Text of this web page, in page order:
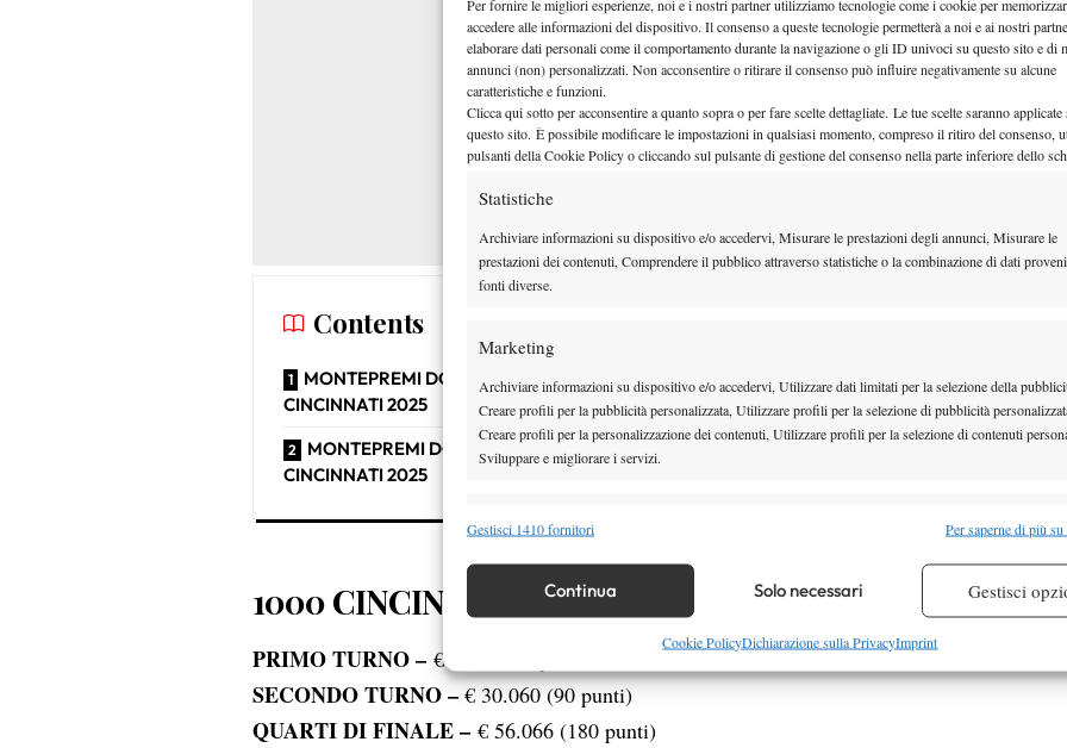
accedere alle informazioni del dispositivo. Il consenso a queste tecnologie permetterà a noi e ai nostri
elaborare dati personali come il comportamento durante la navigazione o gli ID univoci su questo sito e di
annunci (non) personalizzati. Non acconsentire o ritirare il consenso può influire negativamente su alcune
caratteristiche e funzioni.
Clicca qui sotto per acconsentire a quanto sopra o per fare scelte dettagliate. Le tue scelte saranno applicate
questo sito. È possibile modificare le impostazioni in qualsiasi momento, compreso il ritiro del consenso,
pulsanti della Cookie Policy o cliccando sul pulsante di gestione del consenso nella parte inferiore dello
Statistiche
Archiviare informazioni su dispositivo e/o accedervi, Misurare le prestazioni degli annunci, Misurare le
prestazioni dei contenuti, Comprendere il pubblico attraverso statistiche o la combinazione di dati
fonti diverse.
Marketing
Archiviare informazioni su dispositivo e/o accedervi, Utilizzare dati limitati per la selezione della
Creare profili per la pubblicità personalizzata, Utilizzare profili per la selezione di pubblicità
Creare profili per la personalizzazione dei contenuti, Utilizzare profili per la selezione di contenuti
Sviluppare e migliorare i servizi.
Funzionalità
Identificare i dispositivi in base alle informazioni trasmesse automaticamente.
Garantire la sicurezza, prevenire e rilevare frodi, correggere errori,
Erogare e presentare pubblicità e contenuto, Salvare e comunicare le
scelte sulla privacy.
Gestisci 1410 fornitori Per saperne di più
Continua Solo necessari Gestisci
Cookie PolicyDichiarazione sulla PrivacyImprint
Contents
MONTEPREMI DOPPIO MASTERS 1000
CINCINNATI 2025
MONTEPREMI DOPPIO WTA 1000
CINCINNATI 2025
CINCINNATI
TUTTE LE ENTRY LIST
DOPPIO MASTERS
1000 CINCINNATI 2025
PRIMO TURNO –€ 16.432 (0 punti)
SECONDO TURNO –€ 30.060 (90 punti)
QUARTI DI FINALE –€ 56.066 (180 punti)